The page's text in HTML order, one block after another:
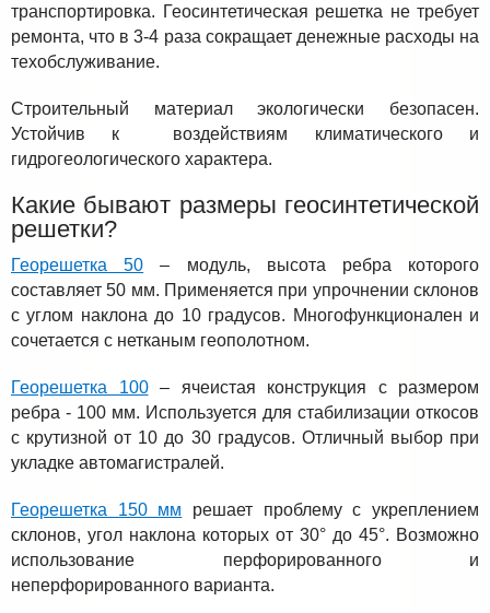
транспортировка. Геосинтетическая решетка не требует
ремонта, что в 3-4 раза сокращает денежные расходы на
техобслуживание.
Строительный материал экологически безопасен.
Устойчив к воздействиям климатического и
гидрогеологического характера.
Какие бывают размеры геосинтетической
решетки?
Георешетка 50 – модуль, высота ребра которого
составляет 50 мм. Применяется при упрочнении склонов
с углом наклона до 10 градусов. Многофункционален и
сочетается с нетканым геополотном.
Георешетка 100– ячеистая конструкция с размером
ребра - 100 мм. Используется для стабилизации откосов
с крутизной от 10 до 30 градусов. Отличный выбор при
укладке автомагистралей.
Георешетка 150 мм решает проблему с укреплением
склонов, угол наклона которых от 30° до 45°. Возможно
использование перфорированного и
неперфорированного варианта.